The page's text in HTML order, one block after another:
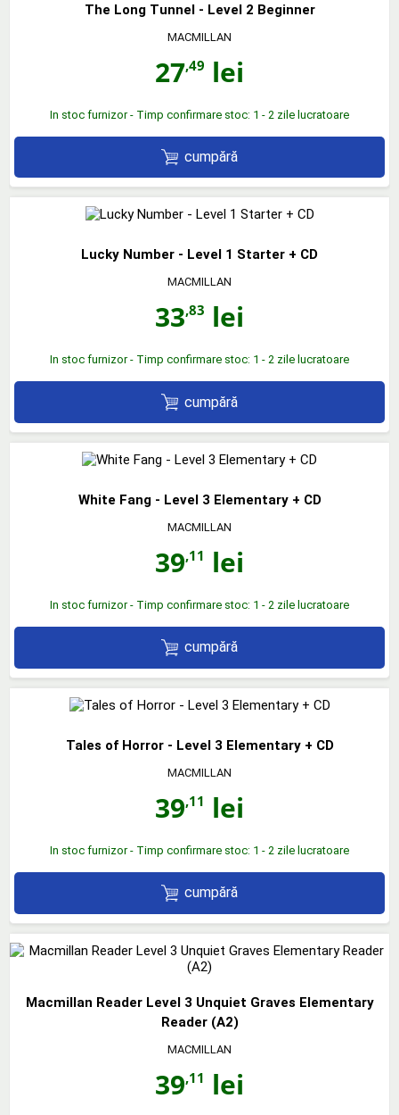
The Long Tunnel - Level 2 Beginner
MACMILLAN
27,49 lei
In stoc furnizor - Timp confirmare stoc: 1 - 2 zile lucratoare
cumpără
Lucky Number - Level 1 Starter + CD
MACMILLAN
33,83 lei
In stoc furnizor - Timp confirmare stoc: 1 - 2 zile lucratoare
cumpără
White Fang - Level 3 Elementary + CD
MACMILLAN
39,11 lei
In stoc furnizor - Timp confirmare stoc: 1 - 2 zile lucratoare
cumpără
Tales of Horror - Level 3 Elementary + CD
MACMILLAN
39,11 lei
In stoc furnizor - Timp confirmare stoc: 1 - 2 zile lucratoare
cumpără
Macmillan Reader Level 3 Unquiet Graves Elementary
Reader (A2)
MACMILLAN
39,11 lei